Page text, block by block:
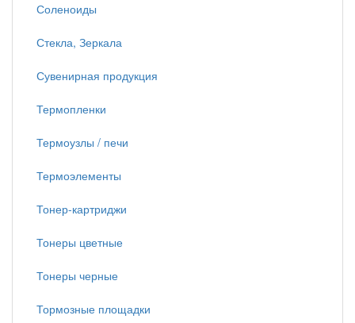
Соленоиды
Стекла, Зеркала
Сувенирная продукция
Термопленки
Термоузлы / печи
Термоэлементы
Тонер-картриджи
Тонеры цветные
Тонеры черные
Тормозные площадки